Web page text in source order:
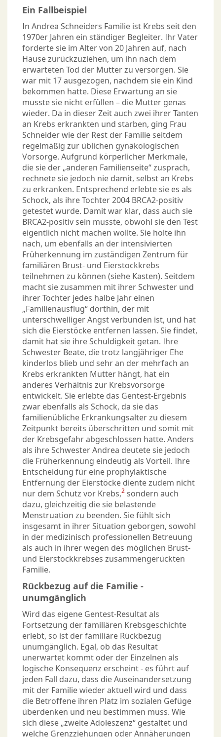
Ein Fallbeispiel
In Andrea Schneiders Familie ist Krebs seit den
1970er Jahren ein ständiger Begleiter. Ihr Vater
forderte sie im Alter von 20 Jahren auf, nach
Hause zurückzuziehen, um ihn nach dem
erwarteten Tod der Mutter zu versorgen. Sie
war mit 17 ausgezogen, nachdem sie ein Kind
bekommen hatte. Diese Erwartung an sie
musste sie nicht erfüllen – die Mutter genas
wieder. Da in dieser Zeit auch zwei ihrer Tanten
an Krebs erkrankten und starben, ging Frau
Schneider wie der Rest der Familie seitdem
regelmäßig zur üblichen gynäkologischen
Vorsorge. Aufgrund körperlicher Merkmale,
die sie der „anderen Familienseite“ zusprach,
rechnete sie jedoch nie damit, selbst an Krebs
zu erkranken. Entsprechend erlebte sie es als
Schock, als ihre Tochter 2004 BRCA2-positiv
getestet wurde. Damit war klar, dass auch sie
BRCA2-positiv sein musste, obwohl sie den Test
eigentlich nicht machen wollte. Sie holte ihn
nach, um ebenfalls an der intensivierten
Früherkennung im zuständigen Zentrum für
familiären Brust- und Eierstockkrebs
teilnehmen zu können (siehe Kasten). Seitdem
macht sie zusammen mit ihrer Schwester und
ihrer Tochter jedes halbe Jahr einen
„Familienausflug“ dorthin, der mit
unterschwelliger Angst verbunden ist, und hat
sich die Eierstöcke entfernen lassen. Sie findet,
damit hat sie ihre Schuldigkeit getan. Ihre
Schwester Beate, die trotz langjähriger Ehe
kinderlos blieb und sehr an der mehrfach an
Krebs erkrankten Mutter hängt, hat ein
anderes Verhältnis zur Krebsvorsorge
entwickelt. Sie erlebte das Gentest-Ergebnis
zwar ebenfalls als Schock, da sie das
familienübliche Erkrankungsalter zu diesem
Zeitpunkt bereits überschritten und somit mit
der Krebsgefahr abgeschlossen hatte. Anders
als ihre Schwester Andrea deutete sie jedoch
die Früherkennung eindeutig als Vorteil. Ihre
Entscheidung für eine prophylaktische
Entfernung der Eierstöcke diente zudem nicht
nur dem Schutz vor Krebs,2 sondern auch
dazu, gleichzeitig die sie belastende
Menstruation zu beenden. Sie fühlt sich
insgesamt in ihrer Situation geborgen, sowohl
in der medizinisch professionellen Betreuung
als auch in ihrer wegen des möglichen Brust-
und Eierstockkrebses zusammengerückten
Familie.
Rückbezug auf die Familie -
unumgänglich
Wird das eigene Gentest-Resultat als
Fortsetzung der familiären Krebsgeschichte
erlebt, so ist der familiäre Rückbezug
unumgänglich. Egal, ob das Resultat
unerwartet kommt oder der Einzelnen als
logische Konsequenz erscheint - es führt auf
jeden Fall dazu, dass die Auseinandersetzung
mit der Familie wieder aktuell wird und dass
die Betroffene ihren Platz im sozialen Gefüge
überdenken und neu bestimmen muss. Wie
sich diese „zweite Adoleszenz“ gestaltet und
welche Grenzziehungen oder Annäherungen